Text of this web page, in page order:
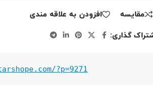
مقايسه
افزودن به علاقه مندی
گذاری:
?p=9271